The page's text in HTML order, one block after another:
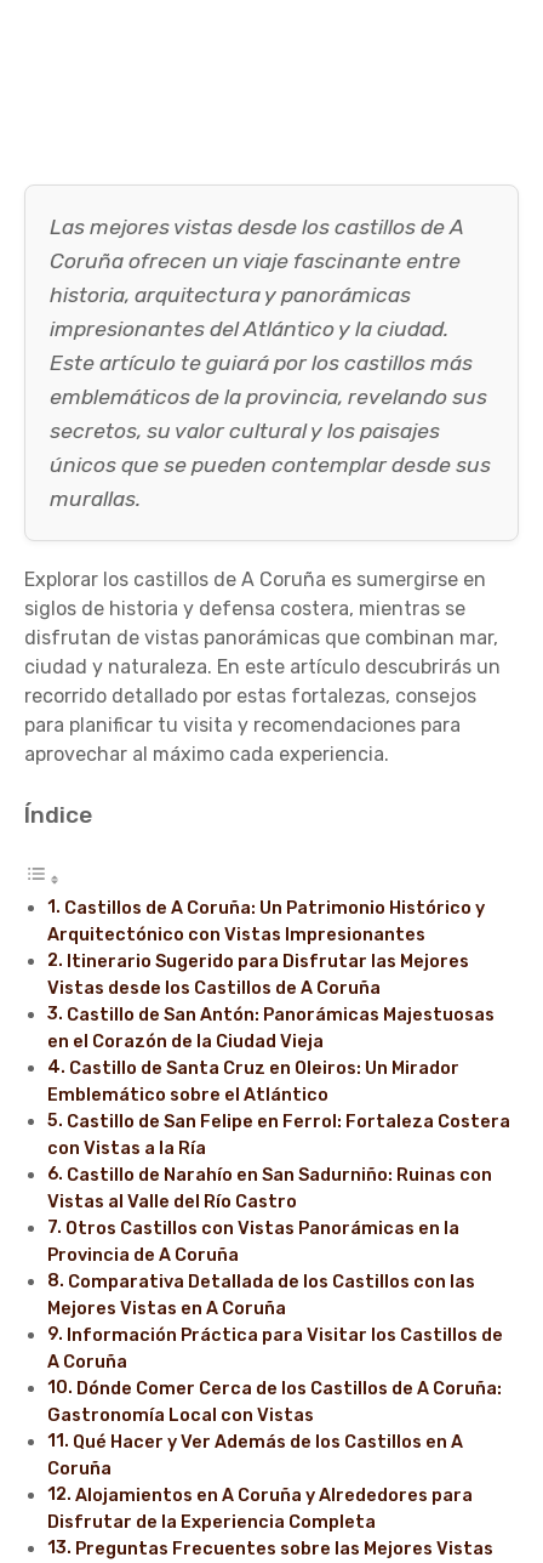
Las mejores vistas desde los castillos de A
Coruña ofrecen un viaje fascinante entre
historia, arquitectura y panorámicas
impresionantes del Atlántico y la ciudad.
Este artículo te guiará por los castillos más
emblemáticos de la provincia, revelando sus
secretos, su valor cultural y los paisajes
únicos que se pueden contemplar desde sus
murallas.
Explorar los castillos de A Coruña es sumergirse en
siglos de historia y defensa costera, mientras se
disfrutan de vistas panorámicas que combinan mar,
ciudad y naturaleza. En este artículo descubrirás un
recorrido detallado por estas fortalezas, consejos
para planificar tu visita y recomendaciones para
aprovechar al máximo cada experiencia.
Índice
Castillos de A Coruña: Un Patrimonio Histórico y
Arquitectónico con Vistas Impresionantes
Itinerario Sugerido para Disfrutar las Mejores
Vistas desde los Castillos de A Coruña
Castillo de San Antón: Panorámicas Majestuosas
en el Corazón de la Ciudad Vieja
Castillo de Santa Cruz en Oleiros: Un Mirador
Emblemático sobre el Atlántico
Castillo de San Felipe en Ferrol: Fortaleza Costera
con Vistas a la Ría
Castillo de Narahío en San Sadurniño: Ruinas con
Vistas al Valle del Río Castro
Otros Castillos con Vistas Panorámicas en la
Provincia de A Coruña
Comparativa Detallada de los Castillos con las
Mejores Vistas en A Coruña
Información Práctica para Visitar los Castillos de
A Coruña
Dónde Comer Cerca de los Castillos de A Coruña:
Gastronomía Local con Vistas
Qué Hacer y Ver Además de los Castillos en A
Coruña
Alojamientos en A Coruña y Alrededores para
Disfrutar de la Experiencia Completa
Preguntas Frecuentes sobre las Mejores Vistas